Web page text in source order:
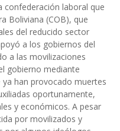
confederación laboral que
Boliviana (COB), que
del reducido sector
a los gobiernos del
a las movilizaciones
gobierno mediante
han provocado muertes
oportunamente,
y económicos. A pesar
por movilizados y